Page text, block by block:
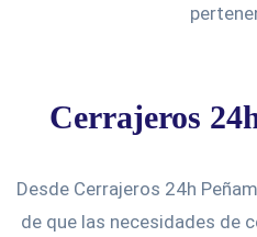
Cerrajeros
Desde Cerrajeros 24h
de que las necesidades de